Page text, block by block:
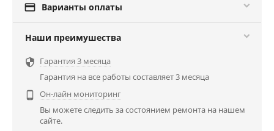
 Варианты оплаты
Наши преимушества
 Гарантия 3 месяца
Гарантия на все работы составляет 3 месяца

Он-лайн мониторинг
Вы можете следить за состоянием ремонта на нашем
сайте.